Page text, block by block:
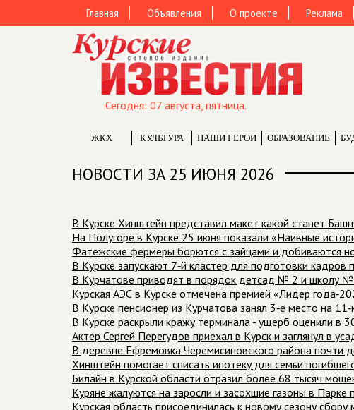
Главная Объявления О проекте Реклама
Сегодня: 07 августа, пятница.
ЖКХ КУЛЬТУРА НАШИ ГЕРОИ ОБРАЗОВАНИЕ
НОВОСТИ ЗА 25 ИЮНЯ 2026
В Курске Хинштейн представил макет какой станет
На Полугоре в Курске 25 июня показали «Наивные
Фатежские фермеры борются с зайцами и добиваются
В Курске запускают 7‑й кластер для подготовки
В Курчатове приводят в порядок детсад № 2 и школу
Курская АЭС в Курске отмечена премией «Лидер
В Курске пенсионер из Курчатова занял 3‑е место на
В Курске раскрыли кражу терминала - ущерб оценили в
Актер Сергей Перегудов приехал в Курск и заглянул в
В деревне Ефремовка Черемисиновского района почти
Хинштейн помогает списать ипотеку для семьи
Билайн в Курской области отразил более 68 тысяч
Куряне жалуются на заросли и засохшие газоны в Парке
Курская область присоединилась к новому сезону